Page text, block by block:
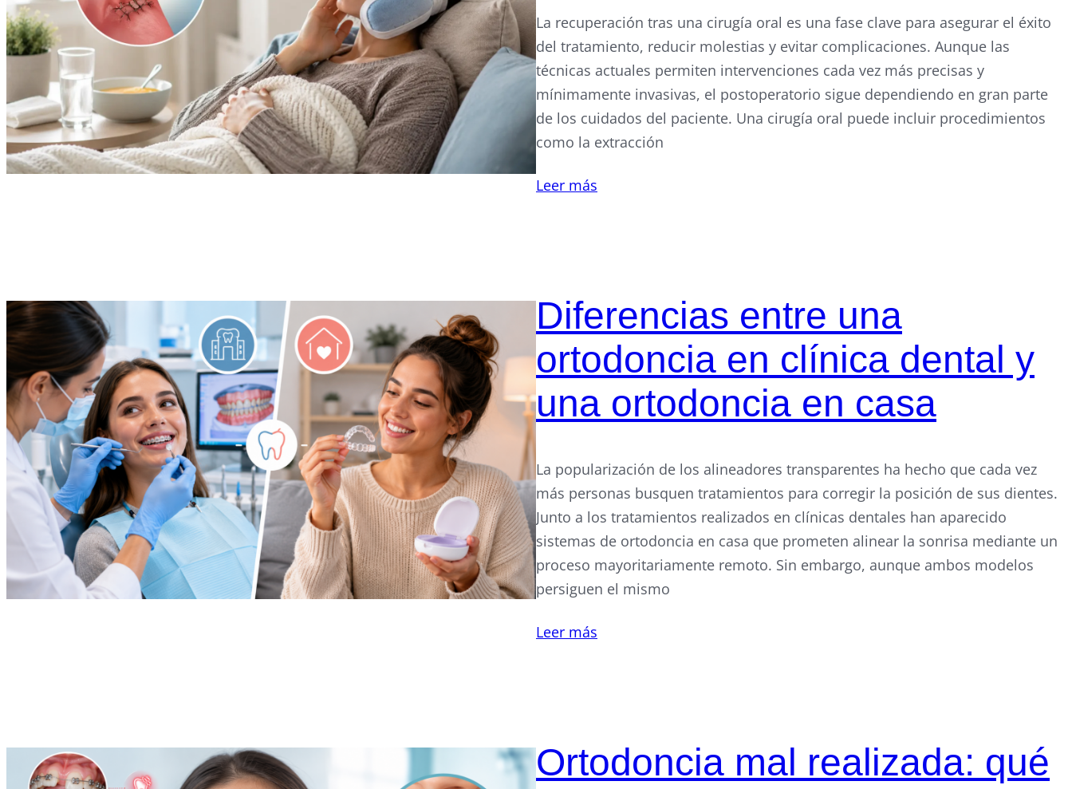
La recuperación tras una cirugía oral es una fase clave para asegurar el éxito
del tratamiento, reducir molestias y evitar complicaciones. Aunque las
técnicas actuales permiten intervenciones cada vez más precisas y
mínimamente invasivas, el postoperatorio sigue dependiendo en gran parte
de los cuidados del paciente. Una cirugía oral puede incluir procedimientos
como la extracción
Leer más
Diferencias entre una
ortodoncia en clínica dental y
una ortodoncia en casa
La popularización de los alineadores transparentes ha hecho que cada vez
más personas busquen tratamientos para corregir la posición de sus dientes.
Junto a los tratamientos realizados en clínicas dentales han aparecido
sistemas de ortodoncia en casa que prometen alinear la sonrisa mediante un
proceso mayoritariamente remoto. Sin embargo, aunque ambos modelos
persiguen el mismo
Leer más
Ortodoncia mal realizada: qué